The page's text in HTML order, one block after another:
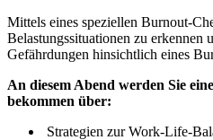
Mittels eines speziellen Burnout-
Belastungssituationen zu erkennen
Gefährdungen hinsichtlich eines
An diesem Abend werden Sie
bekommen über:
Strategien zur Work-Life-